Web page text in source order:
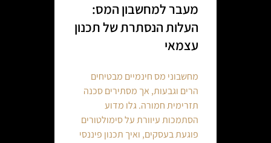
מעבר למחשבון המס:
העלות הנסתרת של תכנון
עצמאי
מחשבוני מס חינמיים מבטיחים
הרים וגבעות, אך מסתירים סכנה
תזרימית חמורה. גלו מדוע
הסתמכות עיוורת על סימולטורים
פוגעת בעסקים, ואיך תכנון פיננסי